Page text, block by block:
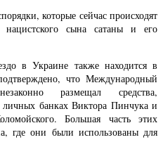
которые сейчас происходят
сына сатаны и его
в Украине также находится в
что Международный
размещал средства,
банках Виктора Пинчука и
Большая часть этих
где они были использованы для